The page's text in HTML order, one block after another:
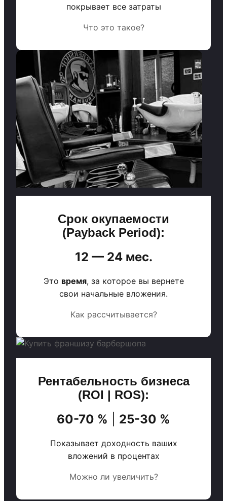
покрывает все затраты
Что это такое?
Срок окупаемости
(Payback Period):
12 — 24 мес.
Это время, за которое вы вернете
свои начальные вложения.
Как рассчитывается?
Рентабельность бизнеса
(ROI | ROS):
60-70 % 25-30 %
Показывает доходность ваших
вложений в процентах
Можно ли увеличить?